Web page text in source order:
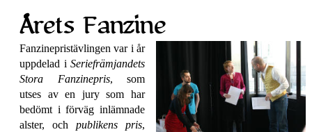
Årets Fanzine
Fanzine­pris­tävlingen var i år
uppdelad i Seriefrämjandets
Stora Fanzinepris, som
utses av en jury som har
bedömt i förväg inlämnade
alster, ochpublikens pris,